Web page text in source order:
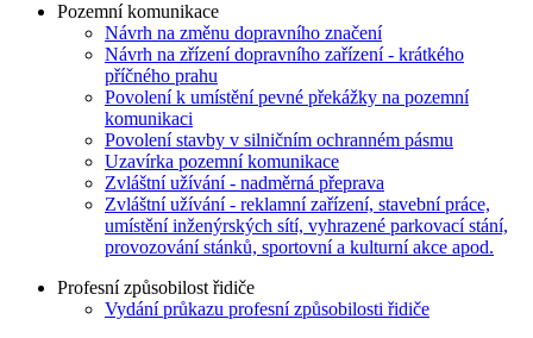
Pozemní komunikace
Návrh na změnu dopravního značení
Návrh na zřízení dopravního zařízení - krátkého
příčného prahu
Povolení k umístění pevné překážky na pozemní
komunikaci
Povolení stavby v silničním ochranném pásmu
Uzavírka pozemní komunikace
Zvláštní užívání - nadměrná přeprava
Zvláštní užívání - reklamní zařízení, stavební práce,
umístění inženýrských sítí, vyhrazené parkovací stání,
provozování stánků, sportovní a kulturní akce apod.
Profesní způsobilost řidiče
Vydání průkazu profesní způsobilosti řidiče